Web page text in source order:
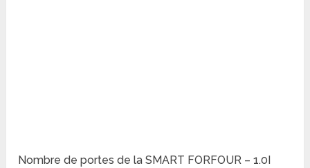
Nombre de portes de la SMART FORFOUR – 1.0I